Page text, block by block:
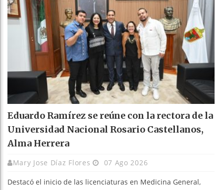
Eduardo Ramírez se reúne con la rectora de la
Universidad Nacional Rosario Castellanos,
Alma Herrera
Mary Jose Díaz Flores 07 Ago 2026
Destacó el inicio de las licenciaturas en Medicina General,